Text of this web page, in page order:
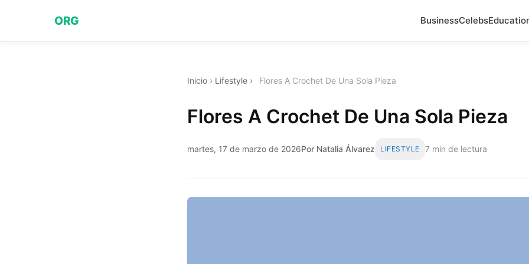
ORG BusinessCelebs
Inicio › Lifestyle › Flores A Crochet De Una Sola Pieza
Flores A Crochet De Una Sola Pieza
martes, 17 de marzo de 2026Por Natalia Álvarez LIFESTYLE 7 min de lectura